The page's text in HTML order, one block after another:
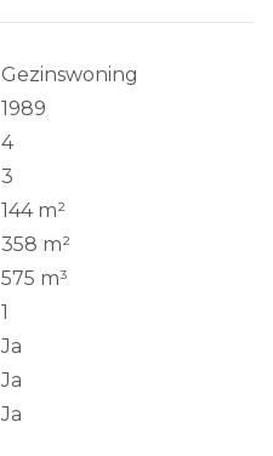
Gezinswoning
1989
4
3
144 m²
358 m²
575 m³
1
Ja
Ja
Ja